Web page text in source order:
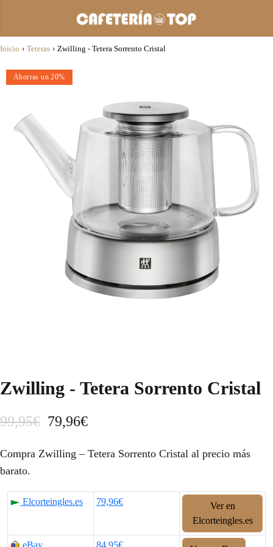
Inicio › Teteras › Zwilling - Tetera Sorrento Cristal
Ahorras un 20%
Zwilling - Tetera Sorrento Cristal
99,95€ E
r
c
79,96€E
r
c
Compra Zwilling – Tetera Sorrento Cristal al precio más
barato.
Elcorteingles.es 79,96€
Ver en
Elcorteingles.es
eBay 84,95€